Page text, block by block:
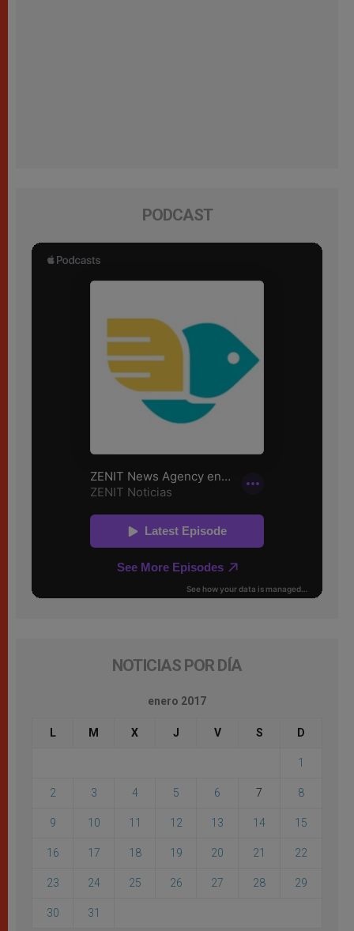
PODCAST
NOTICIAS POR DÍA
enero 2017
L M X J V S D
1
2 3 4 5 6 7 8
9 10 11 12 13 14 15
16 17 18 19 20 21 22
23 24 25 26 27 28 29
30 31